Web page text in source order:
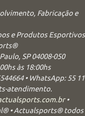
Fabricação e
e Produtos Esportivos
SP 04008-050
às 18:00hs
• WhatsApp: 55 11
atendimento.
•
• Actualsports® todos